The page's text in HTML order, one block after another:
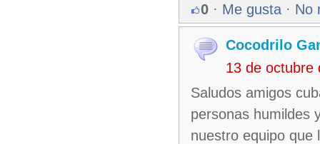
0 · Me gusta · No
Cocodrilo
13 de octubre
Saludos amigos
personas humildes
nuestro equipo que